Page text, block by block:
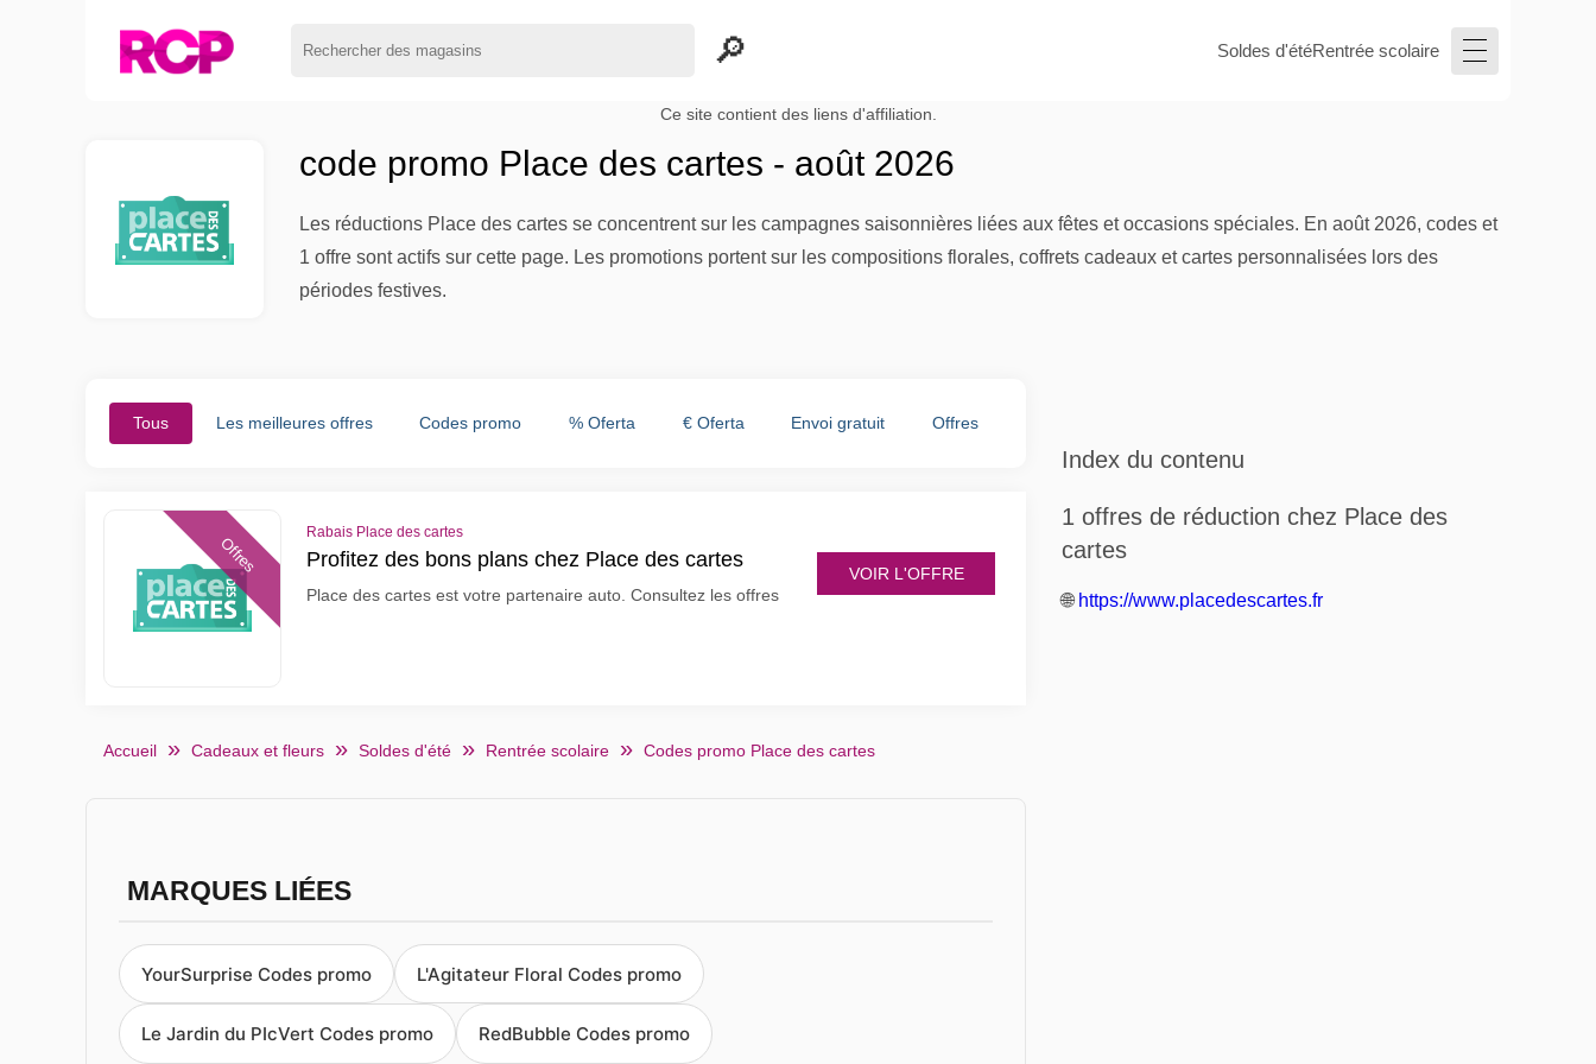
Soldes d'étéRentrée scolaire
Ce site contient des liens d'affiliation.
code promo Place des cartes - août 2026
Les réductions Place des cartes se concentrent sur les campagnes saisonnières liées aux fêtes et occasions spéciales. En août 2026, codes et
1 offre sont actifs sur cette page. Les promotions portent sur les compositions florales, coffrets cadeaux et cartes personnalisées lors des
périodes festives.
Tous Les meilleures offres Codes promo % Oferta € Oferta Envoi gratuit Offres
Offres
Rabais Place des cartes
Profitez des bons plans chez Place des cartes
Place des cartes est votre partenaire auto. Consultez les offres
VOIR L'OFFRE
Accueil Cadeaux et fleurs Soldes d'été Rentrée scolaire Codes promo Place des cartes
MARQUES LIÉES
YourSurprise Codes promo L'Agitateur Floral Codes promo
Le Jardin du PIcVert Codes promo RedBubble Codes promo
Index du contenu
1 offres de réduction chez Place des
cartes
🌐 https://www.placedescartes.fr